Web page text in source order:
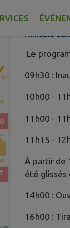
Publié le
Amicale
Le
​09h30 :
​10h00 -
​11h00 -
​11h15 -
​À partir de
été glissés
​14h00 :
​16h00 :